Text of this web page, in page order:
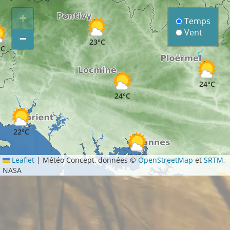
24°C
22°C
24°C
23°C
24°C
24°C
+
−
Temps
Vent
Leaflet | Météo Concept, données ©OpenStreetMap etSRTM,
NASA